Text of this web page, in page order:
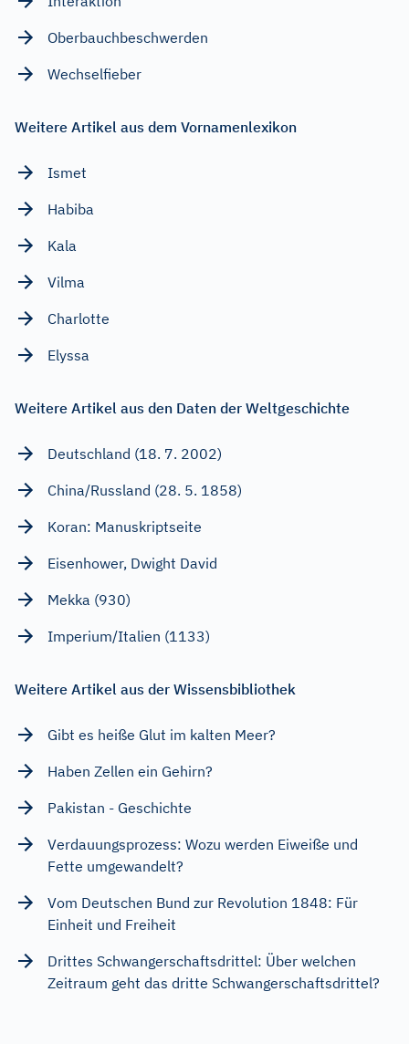
Oberbauchbeschwerden
Wechselfieber
Weitere Artikel aus dem Vornamenlexikon
Ismet
Habiba
Kala
Vilma
Charlotte
Elyssa
Weitere Artikel aus den Daten der Weltgeschichte
Deutschland (18. 7. 2002)
China/Russland (28. 5. 1858)
Koran: Manuskriptseite
Eisenhower, Dwight David
Mekka (930)
Imperium/Italien (1133)
Weitere Artikel aus der Wissensbibliothek
Gibt es heiße Glut im kalten Meer?
Haben Zellen ein Gehirn?
Pakistan - Geschichte
Verdauungsprozess: Wozu werden Eiweiße und
Fette umgewandelt?
Vom Deutschen Bund zur Revolution 1848: Für
Einheit und Freiheit
Drittes Schwangerschaftsdrittel: Über welchen
Zeitraum geht das dritte Schwangerschaftsdrittel?